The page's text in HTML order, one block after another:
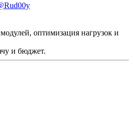
оптимизация нагрузок и
и бюджет.